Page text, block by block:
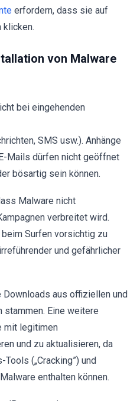
erfordern, dass sie auf
von Malware
bei eingehenden
SMS usw.). Anhänge
Mails dürfen nicht geöffnet
bösartig sein können.
Malware nicht
verbreitet wird.
Surfen vorsichtig zu
und gefährlicher
Downloads aus offiziellen und
stammen. Eine weitere
mit legitimen
und zu aktualisieren, da
(„Cracking”) und
enthalten können.